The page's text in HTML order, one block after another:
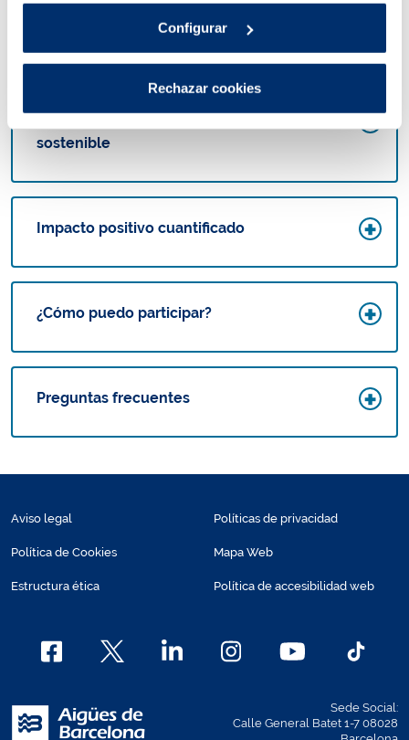
Configurar
Rechazar cookies
sostenible
Impacto positivo cuantificado
¿Cómo puedo participar?
Preguntas frecuentes
Aviso legal
Política de Cookies
Estructura ética
Políticas de privacidad
Mapa Web
Política de accesibilidad web
Sede Social:
Calle General Batet 1-7 08028